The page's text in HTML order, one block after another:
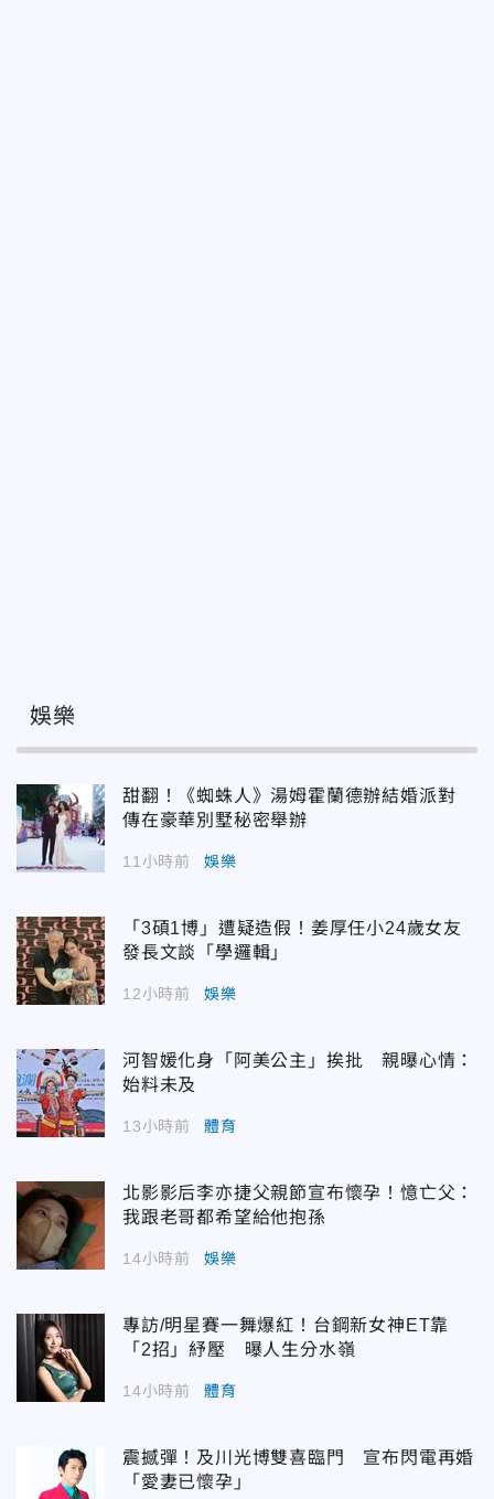
娛樂
甜翻！《蜘蛛人》湯姆霍蘭德辦結婚派對
傳在豪華別墅秘密舉辦
11小時前 娛樂
「3碩1博」遭疑造假！姜厚任小24歲女友
發長文談「學邏輯」
12小時前 娛樂
河智媛化身「阿美公主」挨批 親曝心情：
始料未及
13小時前 體育
北影影后李亦捷父親節宣布懷孕！憶亡父：
我跟老哥都希望給他抱孫
14小時前 娛樂
專訪/明星賽一舞爆紅！台鋼新女神ET靠
「2招」紓壓 曝人生分水嶺
14小時前 體育
震撼彈！及川光博雙喜臨門 宣布閃電再婚
「愛妻已懷孕」